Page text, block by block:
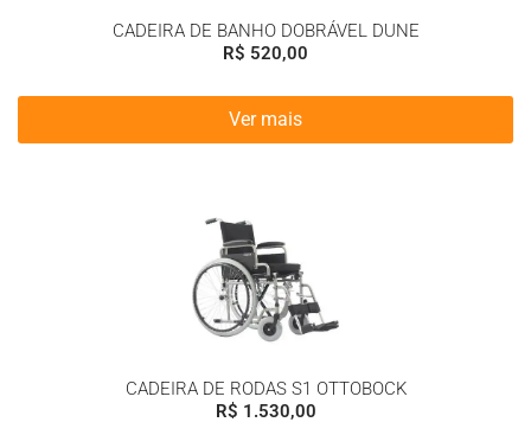
CADEIRA DE BANHO DOBRÁVEL DUNE
R$ 520,00
Ver mais
CADEIRA DE RODAS S1 OTTOBOCK
R$ 1.530,00